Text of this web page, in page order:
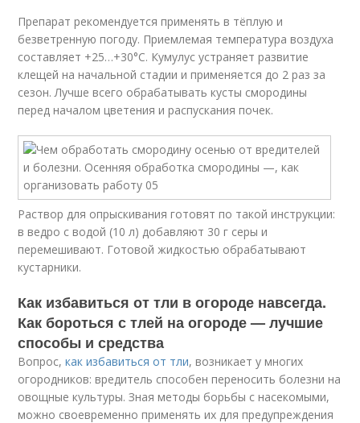
Препарат рекомендуется применять в тёплую и
безветренную погоду. Приемлемая температура воздуха
составляет +25…+30°С. Кумулус устраняет развитие
клещей на начальной стадии и применяется до 2 раз за
сезон. Лучше всего обрабатывать кусты смородины
перед началом цветения и распускания почек.
Раствор для опрыскивания готовят по такой инструкции:
в ведро с водой (10 л) добавляют 30 г серы и
перемешивают. Готовой жидкостью обрабатывают
кустарники.
Как избавиться от тли в огороде навсегда.
Как бороться с тлей на огороде — лучшие
способы и средства
Вопрос,как избавиться от тли, возникает у многих
огородников: вредитель способен переносить болезни на
овощные культуры. Зная методы борьбы с насекомыми,
можно своевременно применять их для предупреждения